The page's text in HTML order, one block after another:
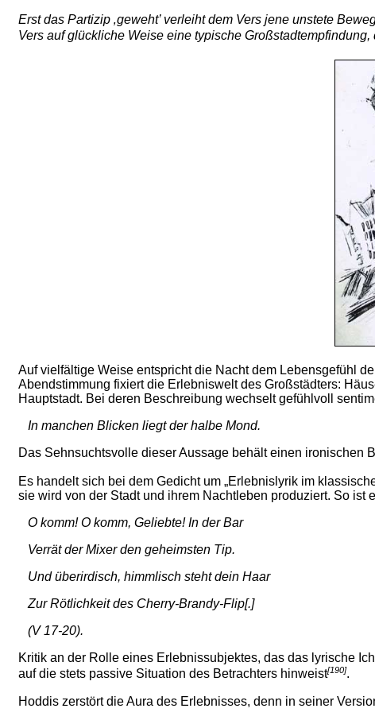
Erst das Partizip ‚geweht’ verleiht dem Vers jene unstete
Vers auf glückliche Weise eine typische
Auf vielfältige Weise entspricht die Nacht dem Lebensgefühl
Abendstimmung fixiert die Erlebniswelt des Großstädters:
Hauptstadt. Bei deren Beschreibung wechselt gefühlvoll
In manchen Blicken liegt der halbe Mond.
Das Sehnsuchtsvolle dieser Aussage behält einen ironischen
Es handelt sich bei dem Gedicht um „Erlebnislyrik im
sie wird von der Stadt und ihrem Nachtleben produziert. So
O komm! O komm, Geliebte! In der Bar
Verrät der Mixer den geheimsten Tip.
Und überirdisch, himmlisch steht dein Haar
Zur Rötlichkeit des Cherry-Brandy-Flip[.]
(V 17-20).
Kritik an der Rolle eines Erlebnissubjektes, das das lyrische
auf die stets passive Situation des Betrachters hinweist[190].
Hoddis zerstört die Aura des Erlebnisses, denn in seiner